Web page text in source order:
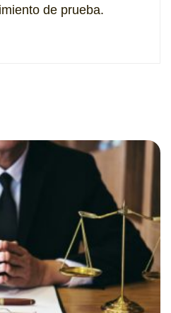
de prueba.